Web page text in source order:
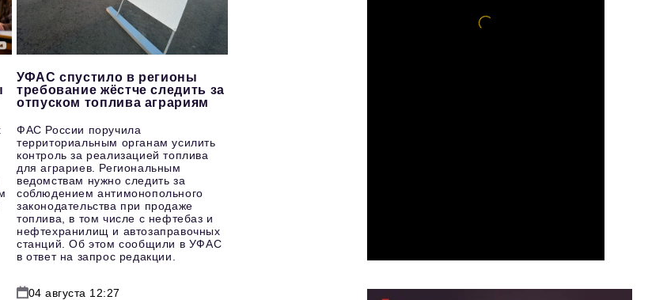
УФАС спустило в регионы
требование жёстче следить за
отпуском топлива аграриям
ФАС России поручила
территориальным органам усилить
контроль за реализацией топлива
для аграриев. Региональным
ведомствам нужно следить за
соблюдением антимонопольного
законодательства при продаже
топлива, в том числе с нефтебаз и
нефтехранилищ и автозаправочных
станций. Об этом сообщили в УФАС
в ответ на запрос редакции.
04 августа 12:27